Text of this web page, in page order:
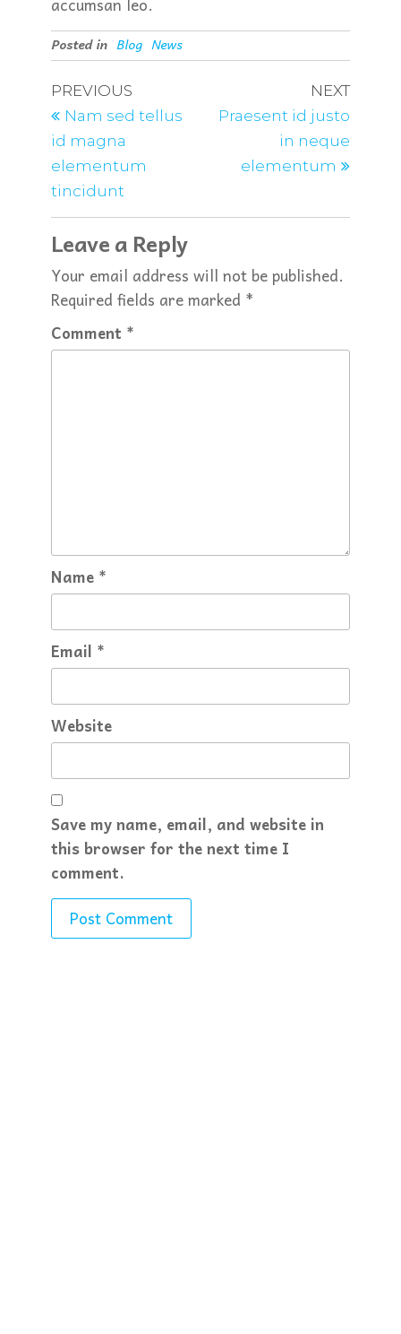
Posted in Blog News
PREVIOUS
Nam sed tellus
id magna
elementum
tincidunt
NEXT
Praesent id justo
in neque
elementum
Leave a Reply
Your email address will not be published.
Required fields are marked *
Comment *
Name *
Email *
Website
Save my name, email, and website in
this browser for the next time I
comment.